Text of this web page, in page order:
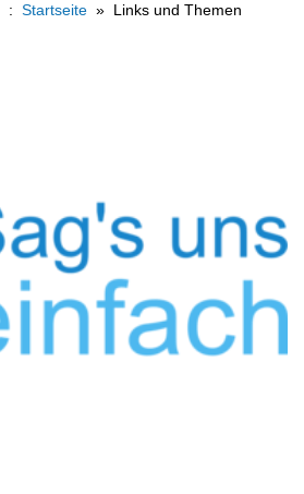
Startseite Links und Themen